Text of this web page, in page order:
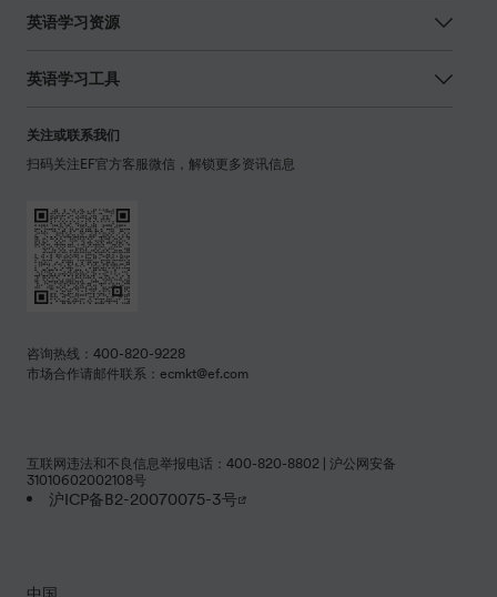
英语学习资源
英语学习工具
关注或联系我们
扫码关注EF官方客服微信，解锁更多资讯信息
咨询热线：400-820-9228
市场合作请邮件联系：ecmkt@ef.com
互联网违法和不良信息举报电话：400-820-8802 | 沪公网安备
31010602002108号
沪ICP备B2-20070075-3号